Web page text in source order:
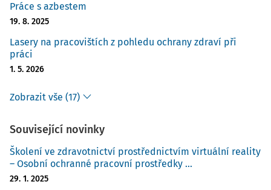
Práce s azbestem
19. 8. 2025
Lasery na pracovištích z pohledu ochrany zdraví při
práci
1. 5. 2026
Zobrazit vše (17)
Související novinky
Školení ve zdravotnictví prostřednictvím virtuální reality
– Osobní ochranné pracovní prostředky ...
29. 1. 2025